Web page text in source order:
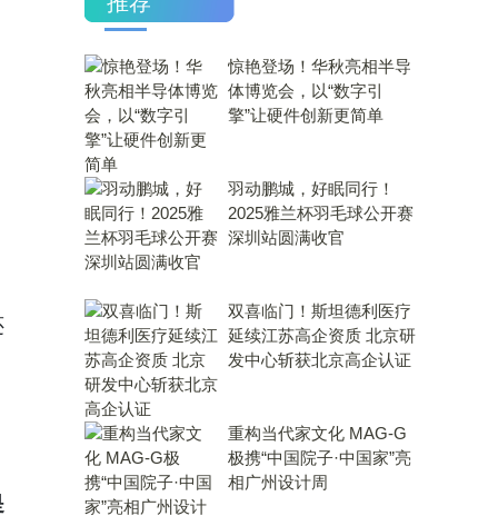
惊艳登场！华秋亮相半导
体博览会，以“数字引
擎”让硬件创新更简单
羽动鹏城，好眠同行！
2025雅兰杯羽毛球公开赛
深圳站圆满收官
双喜临门！斯坦德利医疗
延续江苏高企资质 北京研
发中心斩获北京高企认证
重构当代家文化 MAG-G
极携“中国院子·中国家”亮
相广州设计周